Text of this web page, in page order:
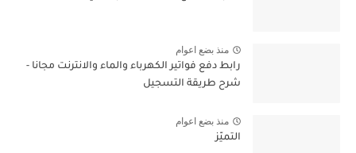
منذ بضع اعوام
رابط دفع فواتير الكهرباء والماء والانترنت مجانا -
شرح طريقة التسجيل
منذ بضع اعوام
التميّز